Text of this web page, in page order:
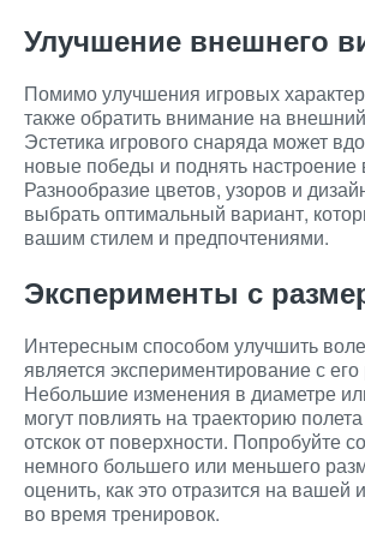
Улучшение внешнего
Помимо улучшения игровых
также обратить внимание на
Эстетика игрового снаряда может
новые победы и поднять настроение
Разнообразие цветов, узоров и
выбрать оптимальный вариант,
вашим стилем и предпочтениями.
Эксперименты с
Интересным способом улучшить
является экспериментирование с
Небольшие изменения в диаметре
могут повлиять на траекторию
отскок от поверхности. Попробуйте
немного большего или меньшего
оценить, как это отразится на вашей
во время тренировок.